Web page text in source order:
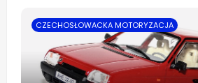
CZECHOSŁOWACKA MOTORYZACJA